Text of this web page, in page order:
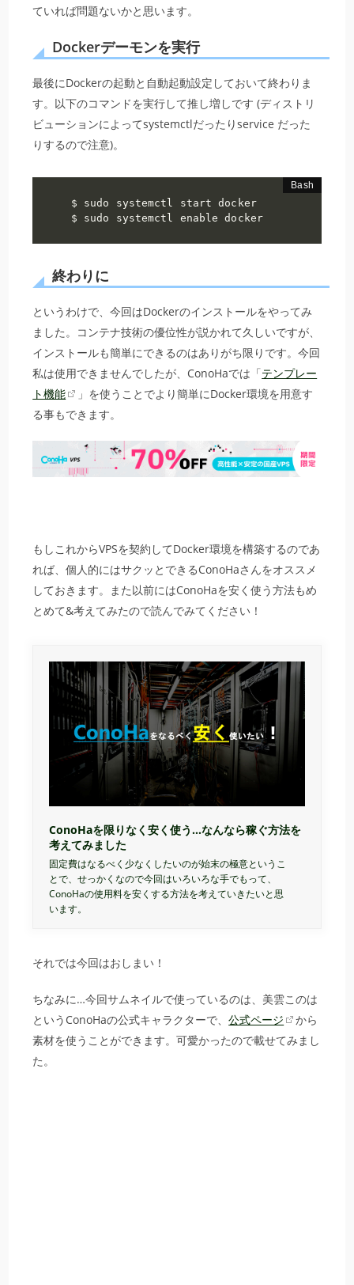
ていれば問題ないかと思います。
Dockerデーモンを実行
最後にDockerの起動と自動起動設定しておいて終わりま
す。以下のコマンドを実行して推し増しです (ディストリ
ビューションによってsystemctlだったりservice だった
りするので注意)。
$ sudo systemctl start docker
$ sudo systemctl enable docker
終わりに
というわけで、今回はDockerのインストールをやってみ
ました。コンテナ技術の優位性が説かれて久しいですが、
インストールも簡単にできるのはありがち限りです。今回
私は使用できませんでしたが、ConoHaでは「テンプレー
ト機能
」を使うことでより簡単にDocker環境を用意す
る事もできます。
もしこれからVPSを契約してDocker環境を構築するのであ
れば、個人的にはサクッとできるConoHaさんをオススメ
しておきます。また以前にはConoHaを安く使う方法もめ
とめて&考えてみたので読んでみてください！
ConoHaを限りなく安く使う…なんなら稼ぐ方法を
考えてみました
固定費はなるべく少なくしたいのが始末の極意というこ
とで、せっかくなので今回はいろいろな手でもって、
ConoHaの使用料を安くする方法を考えていきたいと思
います。
それでは今回はおしまい！
ちなみに…今回サムネイルで使っているのは、美雲このは
というConoHaの公式キャラクターで、公式ページ
から
素材を使うことができます。可愛かったので載せてみまし
た。